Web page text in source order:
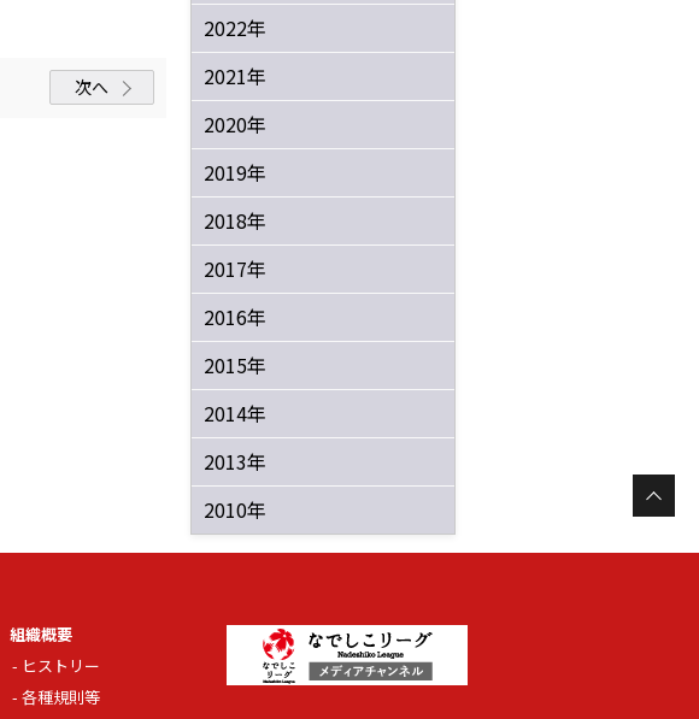
次へ
2022年
2021年
2020年
2019年
2018年
2017年
2016年
2015年
2014年
2013年
2010年
組織概要
ヒストリー
各種規則等